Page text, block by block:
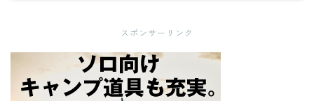
スポンサーリンク